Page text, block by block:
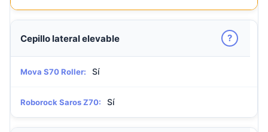
Cepillo lateral elevable ?
Mova S70 Roller: Sí
Roborock Saros Z70: Sí